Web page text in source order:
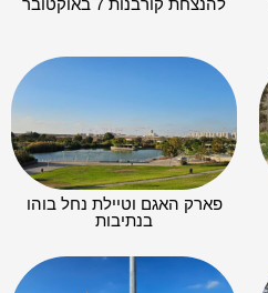
להנצחת קורבנות 7 באוקטובר
פארק האגם וטיילת נחל בוהו
בנתיבות